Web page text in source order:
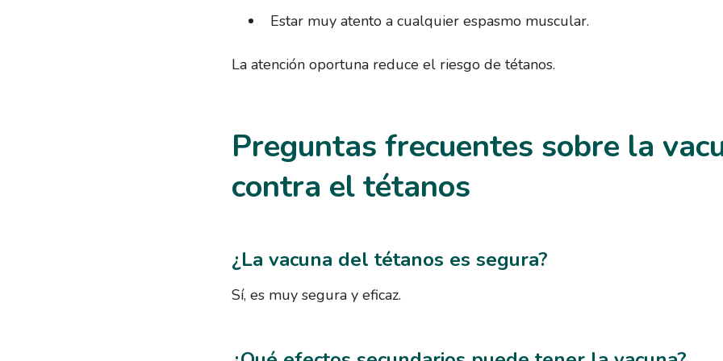
Estar muy atento a cualquier espasmo muscular.
La atención oportuna reduce el riesgo de tétanos.
Preguntas frecuentes sobre la
contra el tétanos
¿La vacuna del tétanos es segura?
Sí, es muy segura y eficaz.